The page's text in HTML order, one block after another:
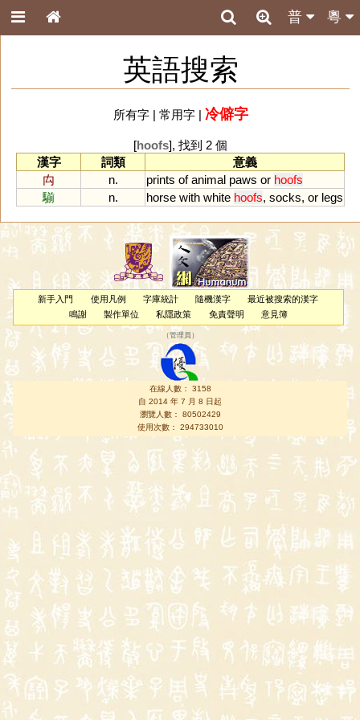
粵
普
英語搜索
所有字| 常用字| 冷僻字
[hoofs], 找到 2 個
漢字
詞類
意義
禸
n. prints of animal paws or hoofs
騚
n. horse with white hoofs, socks, or legs
新手入門 使用凡例 字庫統計 隨機漢字
最近被搜索的漢字
鳴謝
製作單位 私隱政策 免責聲明 意見簿
（管理員 ）
在線人數： 3158
自 2014 年 7 月 8 日起
瀏覽人數： 80502429
使用次數： 294733010